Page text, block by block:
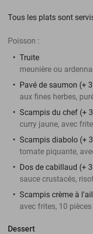
Tous les plats sont
Poisson :
Truite
meunière ou
Pavé de saumon (+
aux fines herbes,
Scampis du chef (+
curry jaune, avec
Scampis diabolo (+
tomate piquante,
Dos de cabillaud (+
sauce crustacés,
Scampis crème à
avec frites, 10 pièces
Dessert